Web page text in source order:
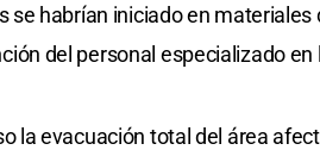
se habrían iniciado en materiales
del personal especializado
la evacuación total del área